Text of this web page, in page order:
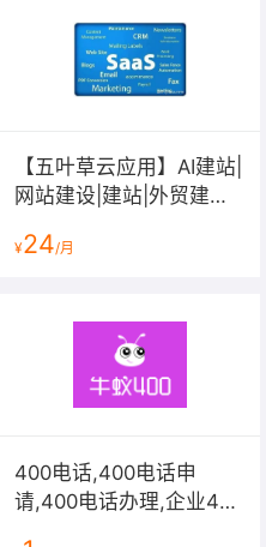
【五叶草云应用】AI建站|
网站建设|建站|外贸建站|
¥24/月
400电话,400电话申
请,400电话办理,企业400